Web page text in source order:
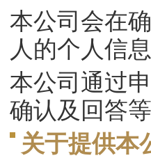
本公司会在
人的个人信
本公司通过
确认及回答
关于提供本